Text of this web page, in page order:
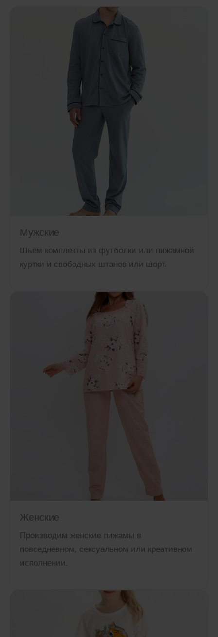
Мужские
Шьем комплекты из футболки или пижамной
куртки и свободных штанов или шорт.
Женские
Производим женские пижамы в
повседневном, сексуальном или креативном
исполнении.